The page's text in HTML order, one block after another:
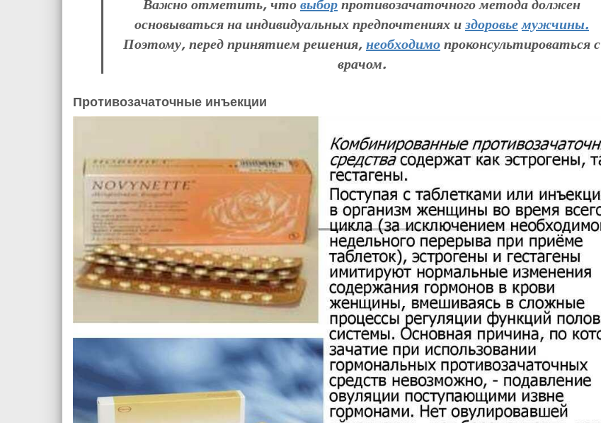
Важно отметить, чтовыборпротивозачаточного метода должен
основываться на индивидуальных предпочтениях издоровьемужчины.
Поэтому, перед принятием решения,необходимопроконсультироваться с
врачом.
Противозачаточные инъекции